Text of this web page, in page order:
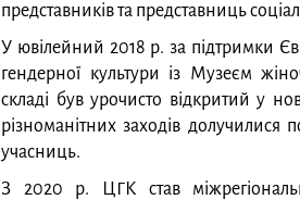
представників та представниць
У ювілейний 2018 р. за підтримки
гендерної культури із Музеєм
складі був урочисто відкритий у
різноманітних заходів долучилися
учасниць.
З 2020 р. ЦГК став